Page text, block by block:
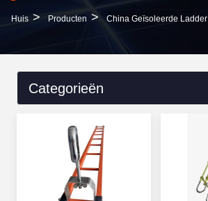
Huis > Producten > China Geïsoleerde Ladder
Categorieën